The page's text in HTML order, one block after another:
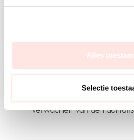
Alles
Selectie
Beoordeling
verwachten van de